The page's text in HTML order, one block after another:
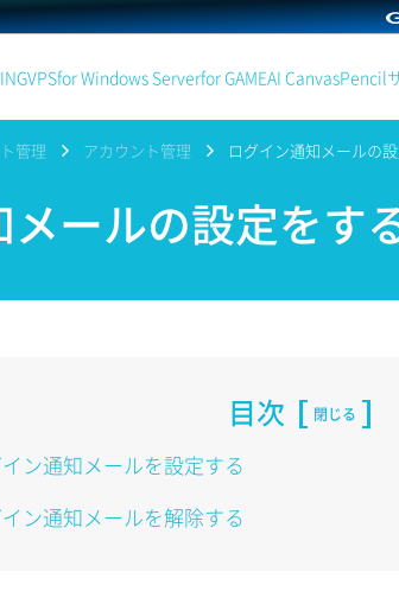
VPSfor Windows Serverfor GAMEAI CanvasPencil
管理 アカウント管理 ログイン通知メールの
メールの設定をす
目次 閉じる
ン通知メールを設定する
ン通知メールを解除する